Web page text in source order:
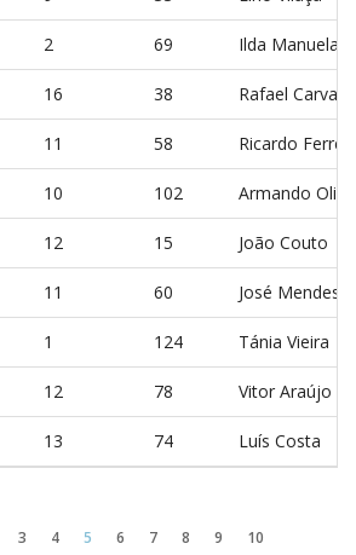
2 69 Ilda Manuela
16 38 Rafael
11 58 Ricardo
10 102 Armando
12 15 João Couto
11 60 José Mendes
1 124 Tánia Vieira
12 78 Vitor Araújo
13 74 Luís Costa
3 4 5 6 7 8 9 10